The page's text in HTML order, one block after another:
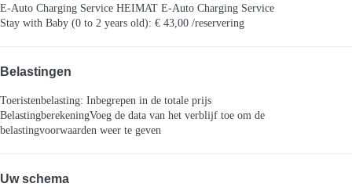
E-Auto Charging Service HEIMAT E-Auto Charging Service
Stay with Baby (0 to 2 years old): € 43,00 /reservering
Belastingen
Toeristenbelasting: Inbegrepen in de totale prijs
BelastingberekeningVoeg de data van het verblijf toe om de
belastingvoorwaarden weer te geven
Uw schema